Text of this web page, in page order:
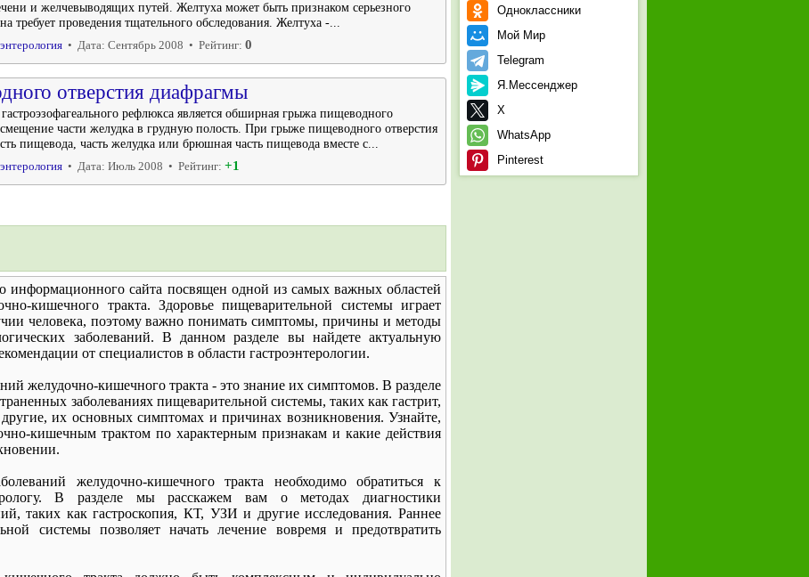
и желчевыводящих путей. Желтуха может быть признаком серьезного
требует проведения тщательного обследования. Желтуха -...
• Дата: Сентябрь 2008 • Рейтинг: 0
отверстия диафрагмы
рефлюкса является обширная грыжа пищеводного
части желудка в грудную полость. При грыже пищеводного отверстия
пищевода, часть желудка или брюшная часть пищевода вместе с...
• Дата: Июль 2008 • Рейтинг: +1
информационного сайта посвящен одной из самых важных областей
кишечного тракта. Здоровье пищеварительной системы играет
человека, поэтому важно понимать симптомы, причины и методы
заболеваний. В данном разделе вы найдете актуальную
от специалистов в области гастроэнтерологии.
желудочно-кишечного тракта - это знание их симптомов. В разделе
заболеваниях пищеварительной системы, таких как гастрит,
их основных симптомах и причинах возникновения. Узнайте,
кишечным трактом по характерным признакам и какие действия
желудочно-кишечного тракта необходимо обратиться к
В разделе мы расскажем вам о методах диагностики
таких как гастроскопия, КТ, УЗИ и другие исследования. Раннее
системы позволяет начать лечение вовремя и предотвратить
Одноклассники
Мой Мир
Telegram
Я.Мессенджер
X
WhatsApp
Pinterest